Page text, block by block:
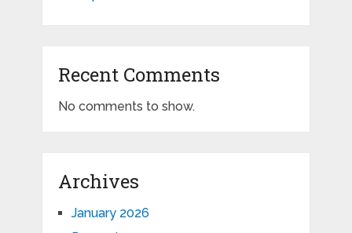
Recent Comments
No comments to show.
Archives
January 2026